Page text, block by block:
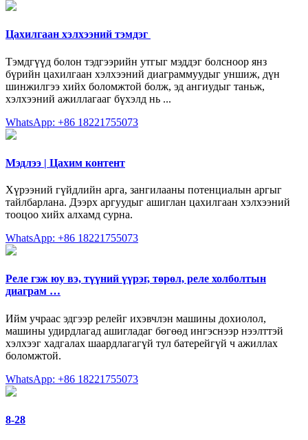
Цахилгаан хэлхээний тэмдэг ️
Тэмдгүүд болон тэдгээрийн утгыг мэддэг болсноор янз
бүрийн цахилгаан хэлхээний диаграммуудыг уншиж, дүн
шинжилгээ хийх боломжтой болж, эд ангиудыг таньж,
хэлхээний ажиллагааг бүхэлд нь ...
WhatsApp: +86 18221755073
Мэдлээ | Цахим контент
Хүрээний гүйдлийн арга, зангилааны потенциалын аргыг
тайлбарлана. Дээрх аргуудыг ашиглан цахилгаан хэлхээний
тооцоо хийх алхамд сурна.
WhatsApp: +86 18221755073
Реле гэж юу вэ, түүний үүрэг, төрөл, реле холболтын
диаграм …
Ийм учраас эдгээр релейг ихэвчлэн машины дохиолол,
машины удирдлагад ашигладаг бөгөөд ингэснээр нээлттэй
хэлхээг хадгалах шаардлагагүй тул батерейгүй ч ажиллах
боломжтой.
WhatsApp: +86 18221755073
8-28